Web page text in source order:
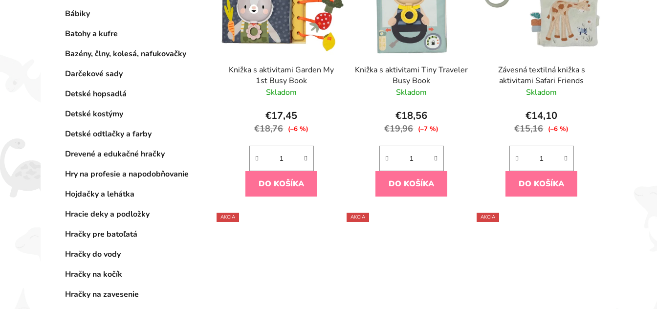
Bábiky
Batohy a kufre
Bazény, člny, kolesá, nafukovačky
Darčekové sady
Detské hopsadlá
Detské kostýmy
Detské odtlačky a farby
Drevené a edukačné hračky
Hry na profesie a napodobňovanie
Hojdačky a lehátka
Hracie deky a podložky
Hračky pre batoľatá
Hračky do vody
Hračky na kočík
Hračky na zavesenie
p
Knižka s aktivitami Garden My
1st Busy Book
Skladom
€17,45
€18,76 (–6 %)
DO KOŠÍKA
Knižka s aktivitami Tiny Traveler
Busy Book
Skladom
€18,56
€19,96 (–7 %)
DO KOŠÍKA
Závesná textilná knižka s
aktivitami Safari Friends
Skladom
€14,10
€15,16 (–6 %)
DO KOŠÍKA
AKCIA AKCIA AKCIA